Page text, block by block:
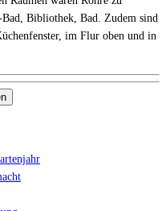
Bad, Bibliothek, Bad. Zudem sind
im Flur oben und in